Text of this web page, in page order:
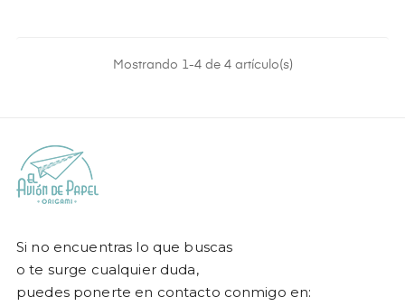
Mostrando 1-4 de 4 artículo(s)
Si no encuentras lo que buscas
o te surge cualquier duda,
puedes ponerte en contacto conmigo en: